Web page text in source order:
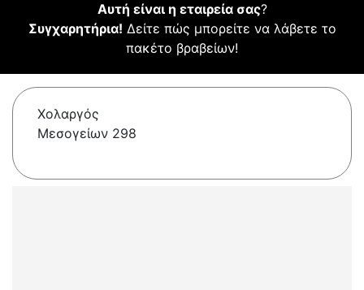
Αυτή είναι η εταιρεία σας?
Συγχαρητήρια! Δείτε πώς μπορείτε να λάβετε το
πακέτο βραβείων!
Χολαργός
Μεσογείων 298